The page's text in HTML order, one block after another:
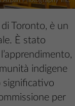
Toronto, è un
È stato
indigene
per